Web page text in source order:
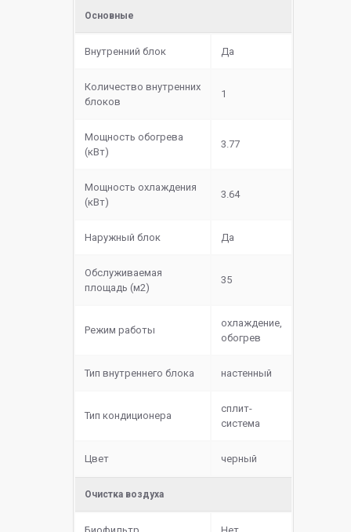
Основные
Внутренний блок Да
Количество внутренних
блоков
1
Мощность обогрева
(кВт)
3.77
Мощность охлаждения
(кВт)
3.64
Наружный блок Да
Обслуживаемая
площадь (м2)
35
Режим работы
охлаждение,
обогрев
Тип внутреннего блока настенный
Тип кондиционера
сплит-
система
Цвет черный
Очистка воздуха